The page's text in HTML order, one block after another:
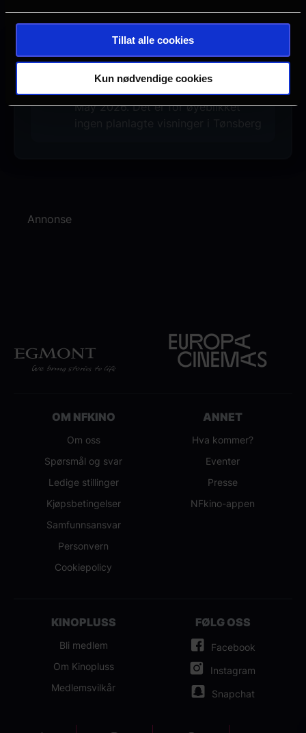
Tillat alle cookies
Kun nødvendige cookies
Ingen visninger i Tønsberg
Denne filmen hadde premiere 29.
May 2026. Det er for øyeblikket
Annonse
OM NFKINO
Om oss
Spørsmål og svar
Ledige stillinger
Kjøpsbetingelser
Samfunnsansvar
Personvern
Cookiepolicy
ANNET
Hva kommer?
Eventer
Presse
NFkino-appen
KINOPLUSS
Bli medlem
Om Kinopluss
Medlemsvilkår
FØLG OSS
Facebook
Instagram
Snapchat